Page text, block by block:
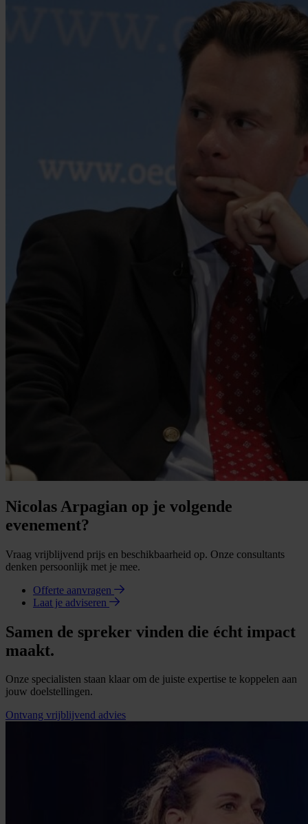
Nicolas Arpagian op je volgende
evenement?
Vraag vrijblijvend prijs en beschikbaarheid op. Onze consultants
denken persoonlijk met je mee.
Offerte aanvragen
Laat je adviseren
Samen de spreker vinden die écht impact
maakt.
Onze specialisten staan klaar om de juiste expertise te koppelen aan
jouw doelstellingen.
Ontvang vrijblijvend advies